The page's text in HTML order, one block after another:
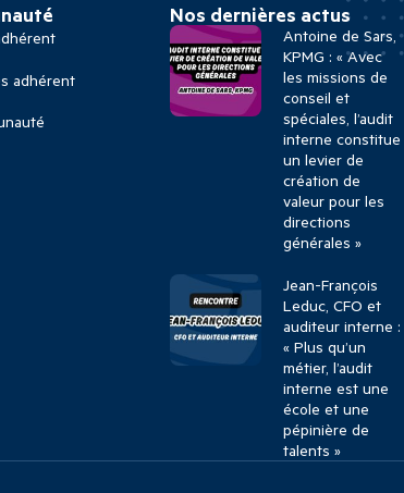
adhérent
Nos dernières actus
Antoine de Sars,
KPMG : « Avec
les missions de
conseil et
spéciales, l’audit
interne constitue
un levier de
création de
valeur pour les
directions
générales »
Jean-François
Leduc, CFO et
auditeur interne :
« Plus qu’un
métier, l’audit
interne est une
école et une
pépinière de
talents »